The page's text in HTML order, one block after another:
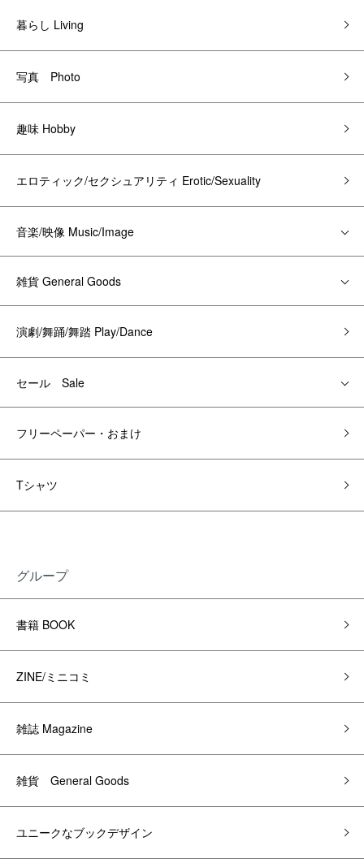
暮らし Living
写真 Photo
趣味 Hobby
エロティック/セクシュアリティ Erotic/Sexuality
音楽/映像 Music/Image
雑貨 General Goods
演劇/舞踊/舞踏 Play/Dance
セール Sale
フリーペーパー・おまけ
Tシャツ
グループ
書籍 BOOK
ZINE/ミニコミ
雑誌 Magazine
雑貨 General Goods
ユニークなブックデザイン